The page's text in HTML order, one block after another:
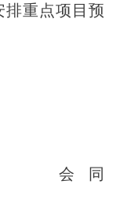
排重点项目预
会同